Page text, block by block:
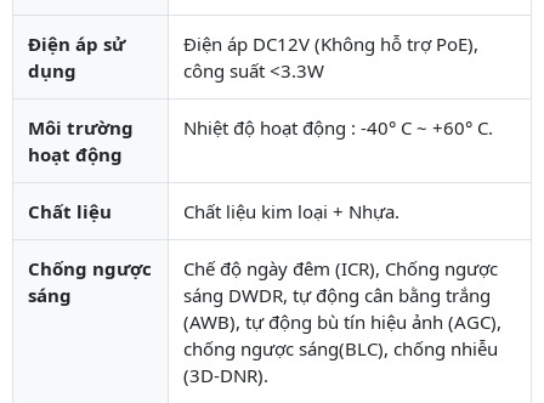
Điện áp sử
dụng
Điện áp DC12V (Không hỗ trợ PoE),
công suất <3.3W
Môi trường
hoạt động
Nhiệt độ hoạt động : -40° C ~ +60° C.
Chất liệu Chất liệu kim loại + Nhựa.
Chống ngược
sáng
Chế độ ngày đêm (ICR), Chống ngược
sáng DWDR, tự động cân bằng trắng
(AWB), tự động bù tín hiệu ảnh (AGC),
chống ngược sáng(BLC), chống nhiễu
(3D-DNR).